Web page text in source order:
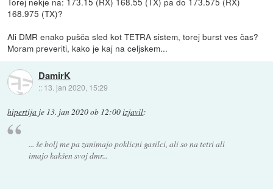
168.975 (TX)?
Ali DMR enako pušča sled kot TETRA sistem, torej burst ves čas?
Moram preveriti, kako je kaj na celjskem...
DamirK
:: 13. jan 2020, 15:29
hipertija je 13. jan 2020 ob 12:00izjavil:
... še bolj me pa zanimajo poklicni gasilci, ali so na tetri ali
imajo kakšen svoj dmr...